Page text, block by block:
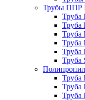
Трубы ППР
Труба
Труба
Труба
Труба
Труба
Труба
Труба
Труба
Труба